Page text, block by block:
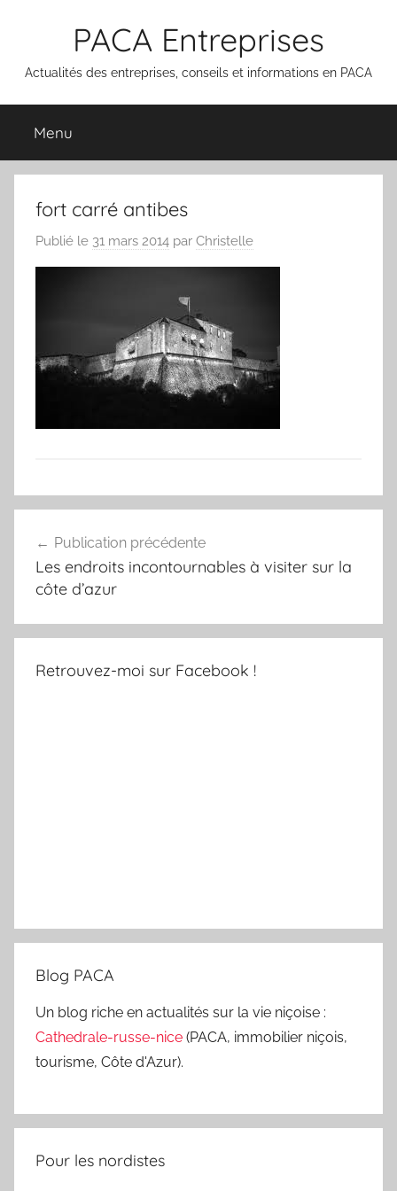
PACA Entreprises
Actualités des entreprises, conseils et informations en PACA
Menu
fort carré antibes
Publié le 31 mars 2014 par Christelle
de
l’article
Publication précédente
Les endroits incontournables à visiter sur la
côte d’azur
Retrouvez-moi sur Facebook !
Blog PACA
Un blog riche en actualités sur la vie niçoise :
Cathedrale-russe-nice (PACA, immobilier niçois,
tourisme, Côte d'Azur).
Pour les nordistes